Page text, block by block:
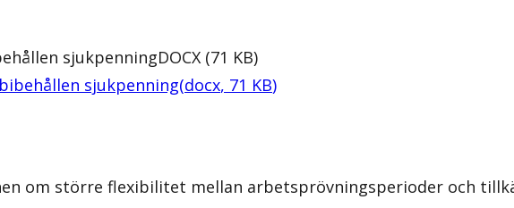
sjukpenningDOCX (71 KB)
sjukpenning(docx, 71 KB)
om större flexibilitet mellan arbetsprövningsperioder och